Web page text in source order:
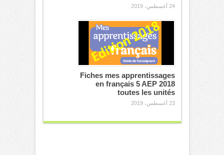
24 أغسطس، 2019
Fiches mes apprentissages
en français 5 AEP 2018
toutes les unités
23 أغسطس، 2019